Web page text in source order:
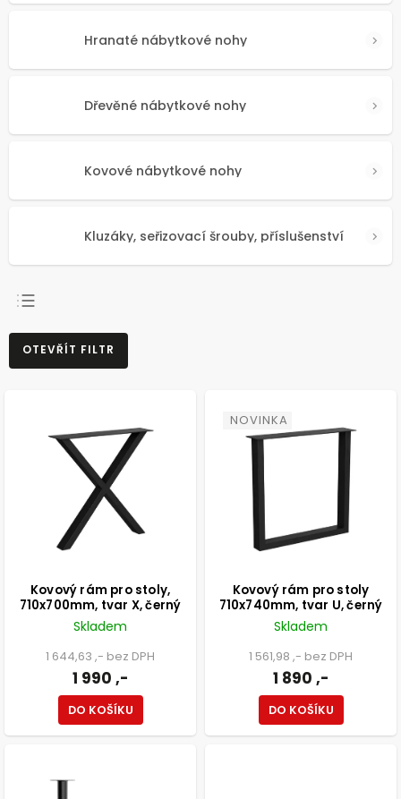
Hranaté nábytkové nohy
Dřevěné nábytkové nohy
Kovové nábytkové nohy
Kluzáky, seřizovací šrouby, příslušenství
NEJPRODÁVANĚJŠÍ
NEJLEVNĚJŠÍ
OTEVŘÍT FILTR
Kovový rám pro stoly,
710x700mm, tvar X, černý
Skladem
1 644,63 ,- bez DPH
1 990 ,-
DO KOŠÍKU
NOVINKA
Kovový rám pro stoly
710x740mm, tvar U, černý
Skladem
1 561,98 ,- bez DPH
1 890 ,-
DO KOŠÍKU